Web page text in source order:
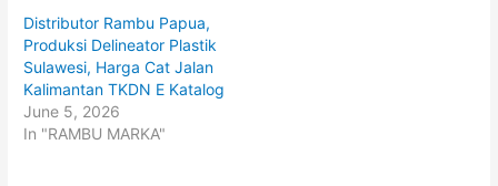
(
O
p
e
n
s
i
n
n
e
k
(
O
p
e
n
s
i
n
n
Distributor Rambu Papua,
Produksi Delineator Plastik
Sulawesi, Harga Cat Jalan
Kalimantan TKDN E Katalog
June 5, 2026
In "RAMBU MARKA"